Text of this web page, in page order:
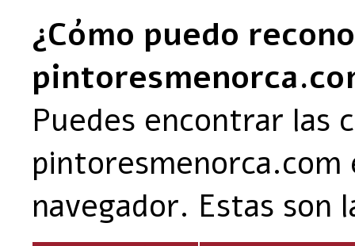
¿Cómo puedo
Puedes encontrar las
navegador. Estas son